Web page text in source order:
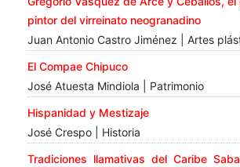
pintor del virreinato neogranadino
Juan Antonio Castro Jiménez | Artes
El Compae Chipuco
José Atuesta Mindiola | Patrimonio
Hispanidad y Mestizaje
José Crespo | Historia
Tradiciones llamativas del Caribe